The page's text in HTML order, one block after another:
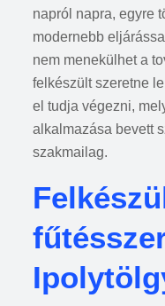
napról napra, egyre
modernebb
nem menekülhet a
felkészült szeretne
el tudja végezni,
alkalmazása bevett
szakmailag.